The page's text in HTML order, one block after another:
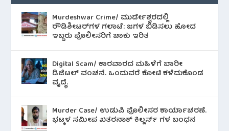
Murdeshwar Crime/ ಮುರ್ಡೇಶ್ವರದಲ್ಲಿ
ರೌಡಿಶೀಟರ್‌ಗಳ ಗಲಾಟೆ: ಜಗಳ ಬಿಡಿಸಲು ಹೋದ
ಇಬ್ಬರು ಪೊಲೀಸರಿಗೆ ಚಾಕು ಇರಿತ
Digital Scam/ ಕಾರವಾರದ ಮಹಿಳೆಗೆ ಬಾರೀ
ಡಿಜಿಟಲ್ ವಂಚನೆ. ಒಂದುವರೆ ಕೋಟಿ ಕಳೆದುಕೊಂಡ
ವೃದ್ಧೆ.
Murder Case/ ಉಡುಪಿ ಪೊಲೀಸರ ಕಾರ್ಯಾಚರಣೆ.
ಭಟ್ಕಳ ಸಮೀಪ ಖತರನಾಕ್ ಕಿಲ್ಲರ್ಸ್ ಗಳ ಬಂಧನ